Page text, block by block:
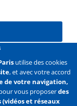
les cookies
utilise des cookies
, et avec votre accord
de votre navigation,
vous proposerdes
et réseaux